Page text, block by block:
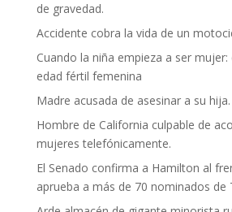
de gravedad.
Accidente cobra la vida de un
Cuando la niña empieza a ser
edad fértil femenina
Madre acusada de asesinar a su hija.
Hombre de California culpable de
mujeres telefónicamente.
El Senado confirma a Hamilton al
aprueba a más de 70 nominados de